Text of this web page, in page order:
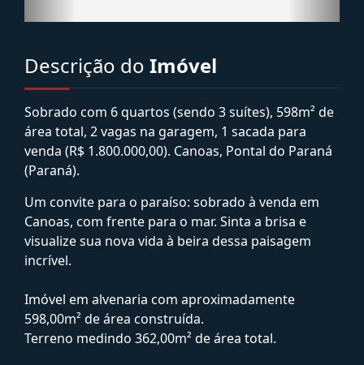
Descrição do Imóvel
Sobrado com 6 quartos (sendo 3 suítes), 598m² de
área total, 2 vagas na garagem, 1 sacada para
venda (R$ 1.800.000,00). Canoas, Pontal do Paraná
(Paraná).
Um convite para o paraíso: sobrado à venda em
Canoas, com frente para o mar. Sinta a brisa e
visualize sua nova vida à beira dessa paisagem
incrível.
Imóvel em alvenaria com aproximadamente
598,00m² de área construída.
Terreno medindo 362,00m² de área total.